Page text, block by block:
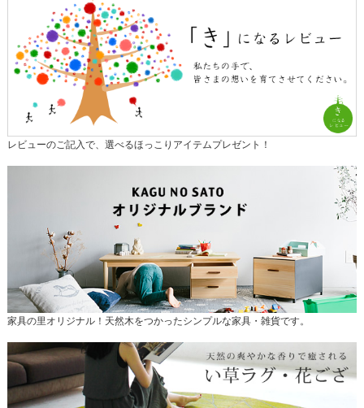
レビューのご記入で、選べるほっこりアイテムプレゼント！
家具の里オリジナル！天然木をつかったシンプルな家具・雑貨です。